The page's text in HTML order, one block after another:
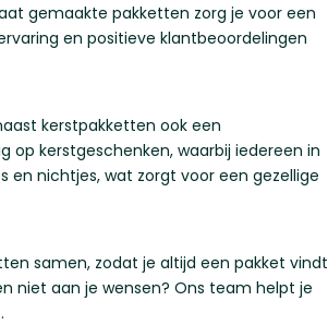
gemaakte pakketten zorg je voor een
en positieve klantbeoordelingen
kerstpakketten ook een
op kerstgeschenken, waarbij iedereen in
nichtjes, wat zorgt voor een gezellige
samen, zodat je altijd een pakket vindt
niet aan je wensen? Ons team helpt je